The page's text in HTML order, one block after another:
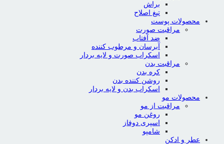
براش
تیغ اصلاح
محصولات پوست
مراقبت صورت
ضد آفتاب
آبرسان و مرطوب کننده
اسکراب صورت و لایه بردار
مراقبت بدن
کره بدن
روشن کننده بدن
اسکراب بدن و لایه بردار
محصولات مو
مراقبت از مو
روغن مو
اسپری دوفاز
شامپو
عطر و ادکن